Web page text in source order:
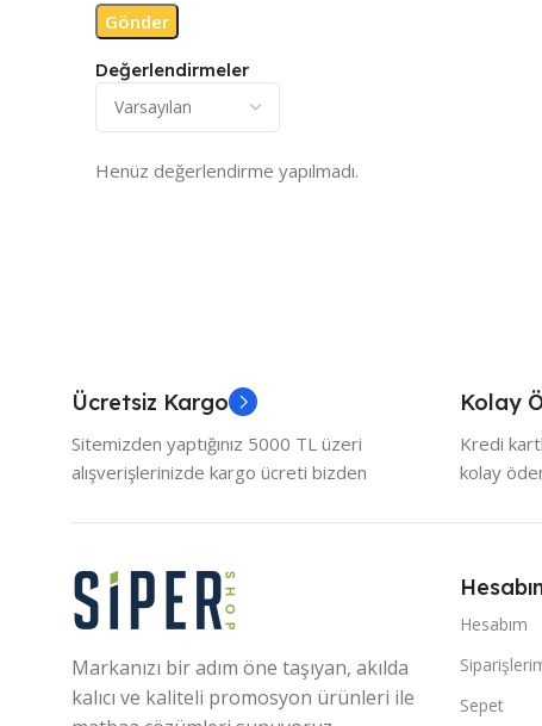
Değerlendirmeler
Henüz değerlendirme yapılmadı.
Ücretsiz Kargo
Sitemizden yaptığınız 5000 TL üzeri
alışverişlerinizde kargo ücreti bizden
Kolay
Kredi
kolay
Markanızı bir adım öne taşıyan, akılda
kalıcı ve kaliteli promosyon ürünleri ile
Hesabım
Sepet